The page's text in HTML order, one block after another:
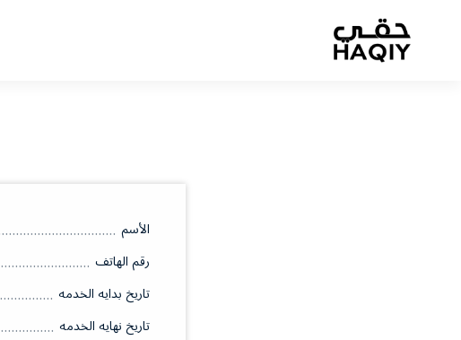
الأسم
رقم الهاتف
تاريخ بدايه الخدمه
تاريخ نهايه الخدمه